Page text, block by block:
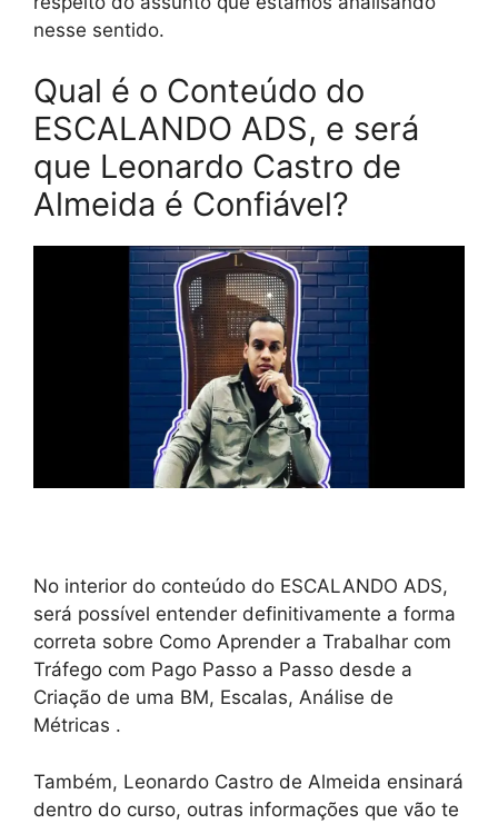
nesse sentido.
Qual é o Conteúdo do
ESCALANDO ADS, e será
que Leonardo Castro de
Almeida é Confiável?
No interior do conteúdo do ESCALANDO ADS,
será possível entender definitivamente a forma
correta sobre Como Aprender a Trabalhar com
Tráfego com Pago Passo a Passo desde a
Criação de uma BM, Escalas, Análise de
Métricas .
Também, Leonardo Castro de Almeida ensinará
dentro do curso, outras informações que vão te